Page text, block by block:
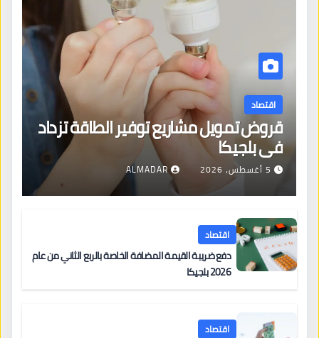
اقتصاد
قروض تمويل مشاريع توفير الطاقة تزداد
في بلجيكا
5 أغسطس، 2026 ALMADAR
اقتصاد
دفع ضريبة القيمة المضافة الخاصة بالربع الثاني من عام
2026 بلجيكا
اقتصاد